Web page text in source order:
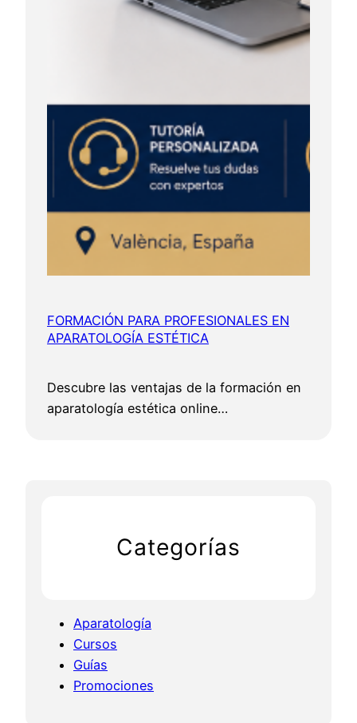
FORMACIÓN PARA PROFESIONALES EN
APARATOLOGÍA ESTÉTICA
Descubre las ventajas de la formación en
aparatología estética online…
Categorías
Aparatología
Cursos
Guías
Promociones